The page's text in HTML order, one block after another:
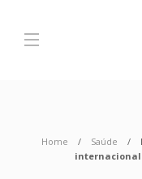
Home Saúde
internacional